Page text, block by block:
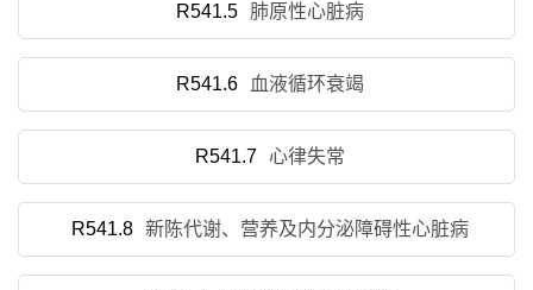
R541.5 肺原性心脏病
R541.6 血液循环衰竭
R541.7 心律失常
R541.8 新陈代谢、营养及内分泌障碍性心脏病